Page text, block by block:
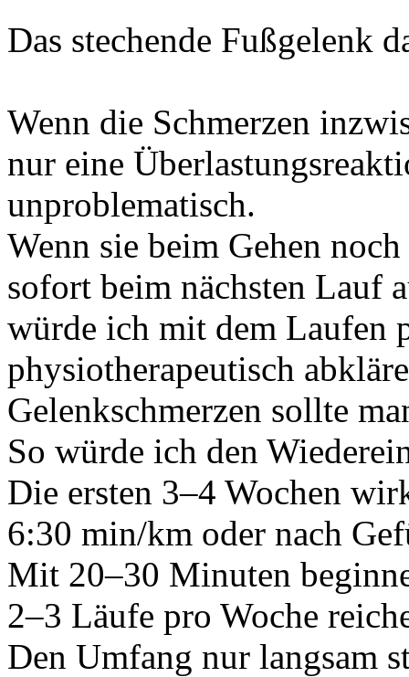
Das stechende Fußgelenk
Wenn die Schmerzen
nur eine
unproblematisch.
Wenn sie beim Gehen
sofort beim nächsten Lauf
würde ich mit dem Laufen
physiotherapeutisch
Gelenkschmerzen sollte
So würde ich den
Die ersten 3–4 Wochen
6:30 min/km oder nach
Mit 20–30 Minuten
2–3 Läufe pro Woche
Den Umfang nur langsam